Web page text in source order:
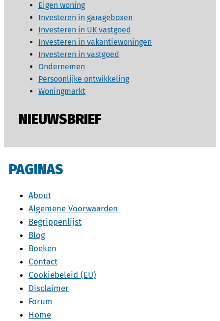
Eigen woning
Investeren in garageboxen
Investeren in UK vastgoed
Investeren in vakantiewoningen
Investeren in vastgoed
Ondernemen
Persoonlijke ontwikkeling
Woningmarkt
NIEUWSBRIEF
PAGINAS
About
Algemene Voorwaarden
Begrippenlijst
Blog
Boeken
Contact
Cookiebeleid (EU)
Disclaimer
Forum
Home